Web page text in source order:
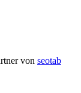
von seotab